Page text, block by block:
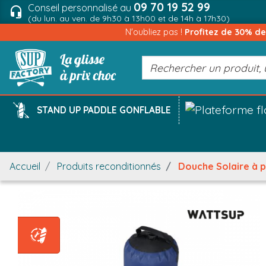
headset_mic Conseil personnalisé au 09 70 19 52 99
(du lun. au ven. de 9h30 à 13h00 et de 14h à 17h30)
N'oubliez pas ! Profitez de 30%
STAND UP PADDLE GONFLABLE
Accueil Produits reconditionnés Douche Solaire à